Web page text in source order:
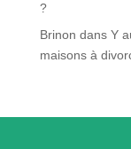
?
Brinon dans Y
maisons à